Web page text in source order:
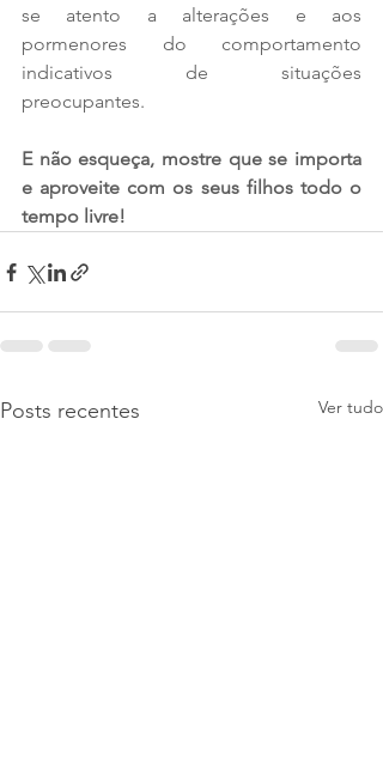
se atento a alterações e aos
pormenores do comportamento
indicativos de situações
preocupantes.
E não esqueça, mostre que se importa
e aproveite com os seus filhos todo o
tempo livre!
Posts recentes Ver tudo